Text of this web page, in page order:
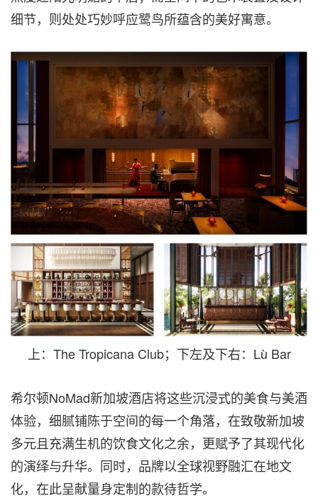
细节，则处处巧妙呼应鹭鸟所蕴含的美好寓意。
上：The Tropicana Club；下左及下右：Lù Bar
希尔顿NoMad新加坡酒店将这些沉浸式的美食与美酒
体验，细腻铺陈于空间的每一个角落，在致敬新加坡
多元且充满生机的饮食文化之余，更赋予了其现代化
的演绎与升华。同时，品牌以全球视野融汇在地文
化，在此呈献量身定制的款待哲学。